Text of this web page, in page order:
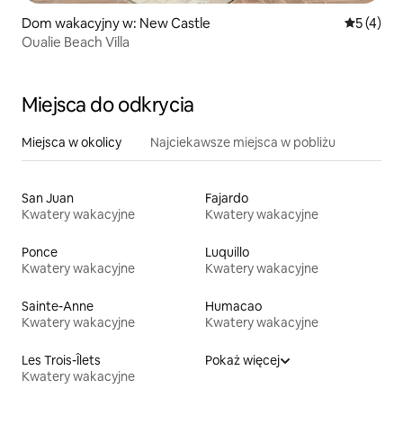
Dom wakacyjny w: New Castle Średnia
5 (4)
Oualie Beach Villa
Miejsca do odkrycia
Miejsca w okolicy Najciekawsze miejsca w pobliżu
San Juan
Kwatery wakacyjne
Fajardo
Kwatery wakacyjne
Ponce
Kwatery wakacyjne
Luquillo
Kwatery wakacyjne
Sainte-Anne
Kwatery wakacyjne
Humacao
Kwatery wakacyjne
Les Trois-Îlets
Kwatery wakacyjne
Pokaż więcej